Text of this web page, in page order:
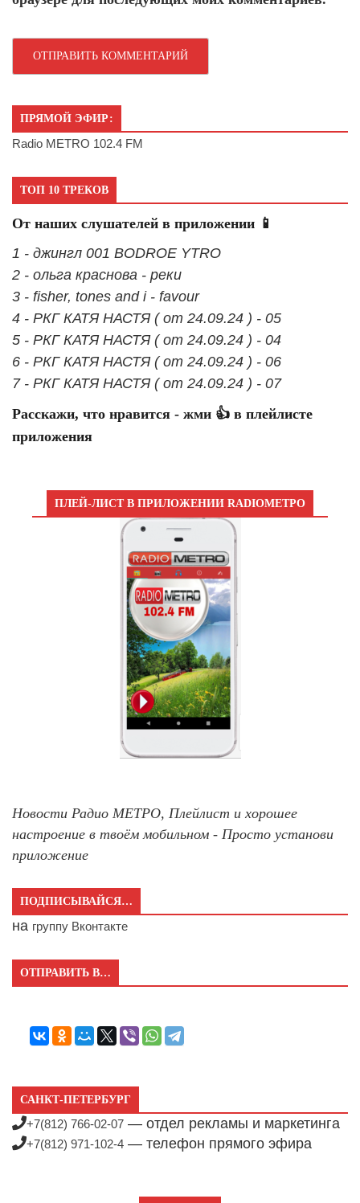
ПРЯМОЙ ЭФИР:
Radio METRO 102.4 FM
ТОП 10 ТРЕКОВ
От наших слушателей в приложении 📱
1 - джингл 001 BODROE YTRO
2 - ольга краснова - реки
3 - fisher, tones and i - favour
4 - РКГ КАТЯ НАСТЯ ( от 24.09.24 ) - 05
5 - РКГ КАТЯ НАСТЯ ( от 24.09.24 ) - 04
6 - РКГ КАТЯ НАСТЯ ( от 24.09.24 ) - 06
7 - РКГ КАТЯ НАСТЯ ( от 24.09.24 ) - 07
Расскажи, что нравится - жми 👍 в плейлисте
приложения
ПЛЕЙ-ЛИСТ В ПРИЛОЖЕНИИ RADIOМЕТРО
Новости Радио МЕТРО, Плейлист и хорошее
настроение в твоём мобильном - Просто установи
приложение
ПОДПИСЫВАЙСЯ…
на группу Вконтакте
ОТПРАВИТЬ В…
САНКТ-ПЕТЕРБУРГ
+7(812) 766-02-07 — отдел рекламы и маркетинга
+7(812) 971-102-4 — телефон прямого эфира